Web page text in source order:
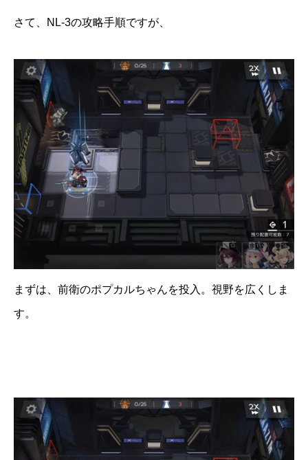
さて、NL-3の攻略手順ですが、
まずは、前衛のポプカルちゃんを投入。視野を広くしま
す。